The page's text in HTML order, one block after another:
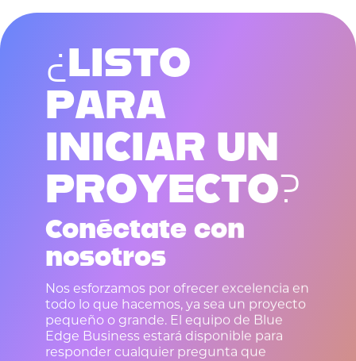
¿LISTO
PARA
INICIAR UN
PROYECTO?
Conéctate con
nosotros
Nos esforzamos por ofrecer excelencia en
todo lo que hacemos, ya sea un proyecto
pequeño o grande. El equipo de Blue
Edge Business estará disponible para
responder cualquier pregunta que